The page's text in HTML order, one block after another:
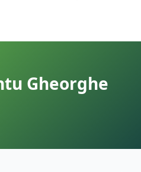
Gheorghe